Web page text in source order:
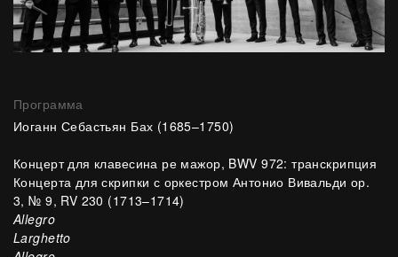
Программа
Иоганн Себастьян Бах (1685–1750)
Концерт для клавесина ре мажор, BWV 972: транскрипция
Концерта для скрипки с оркестром Антонио Вивальди ор.
3, № 9, RV 230 (1713–1714)
Allegro
Larghetto